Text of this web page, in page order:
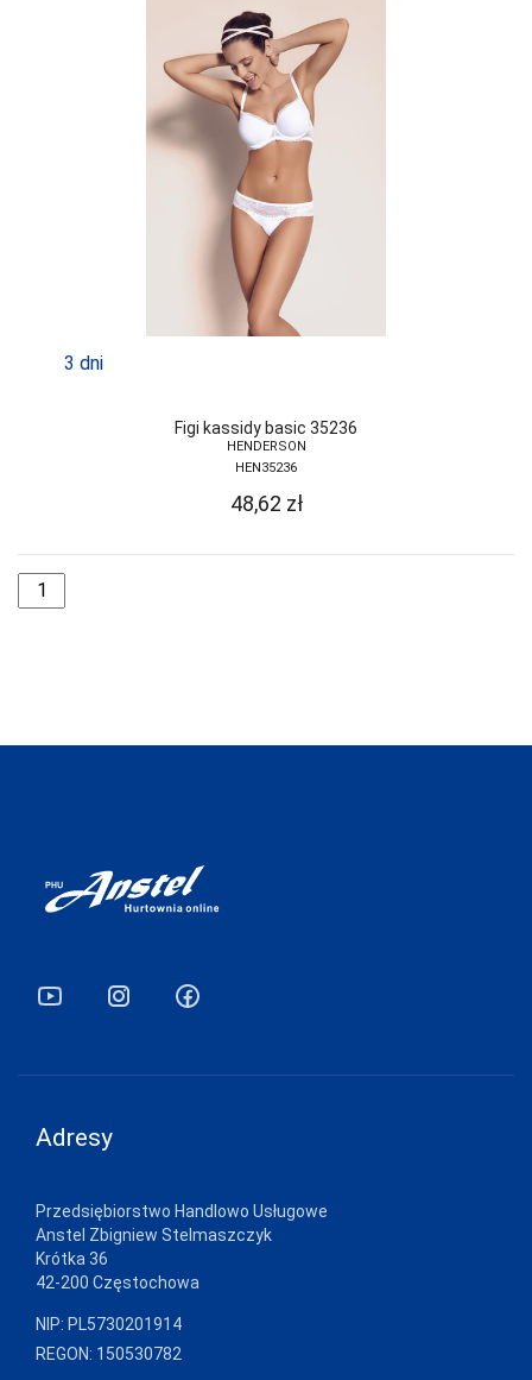
3 dni
Figi kassidy basic 35236
HENDERSON
HEN35236
48,62 zł
Adresy
Przedsiębiorstwo Handlowo Usługowe
Anstel Zbigniew Stelmaszczyk
Krótka 36
42-200 Częstochowa
NIP: PL5730201914
REGON: 150530782